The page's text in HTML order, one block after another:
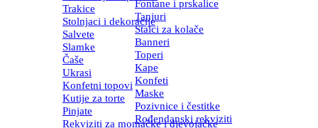
Trakice
Fontane i prskalice
Stolnjaci i dekoracije
Tanjuri
Salvete
Stalci za kolače
Slamke
Banneri
Čaše
Toperi
Ukrasi
Kape
Konfetni topovi Konfeti
Kutije za torte
Maske
Pinjate
Pozivnice i čestitke
Rekviziti za momačke i djevojačke
Rođendanski rekviziti